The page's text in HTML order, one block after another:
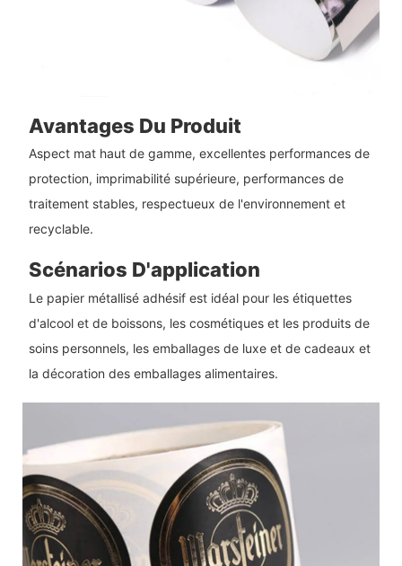
Avantages Du Produit
Aspect mat haut de gamme, excellentes performances de
protection, imprimabilité supérieure, performances de
traitement stables, respectueux de l'environnement et
recyclable.
Scénarios D'application
Le papier métallisé adhésif est idéal pour les étiquettes
d'alcool et de boissons, les cosmétiques et les produits de
soins personnels, les emballages de luxe et de cadeaux et
la décoration des emballages alimentaires.